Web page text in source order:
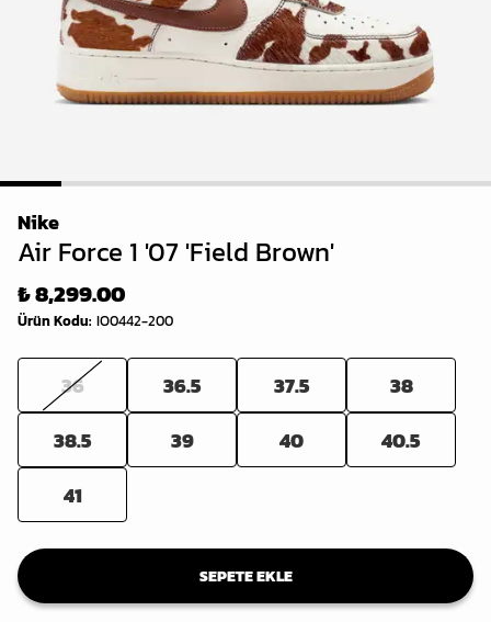
1 2 3 4 5 6 7 8
Nike
Air Force 1 '07 'Field Brown'
₺ 8,299.00
Ürün Kodu: IO0442-200
36 36.5 37.5
38
38.5
39 40
40.5
41
SEPETE EKLE